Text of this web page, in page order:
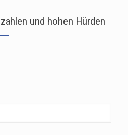
und hohen Hürden